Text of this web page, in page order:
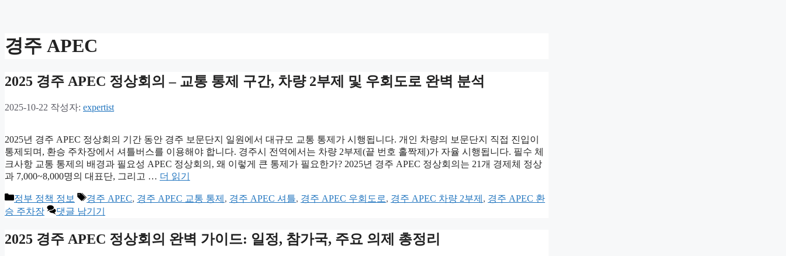
경주 APEC
2025 경주 APEC 정상회의 – 교통 통제 구간, 차량 2부제 및 우회도로 완벽 분석
2025-10-22 작성자: expertist
2025년 경주 APEC 정상회의 기간 동안 경주 보문단지 일원에서 대규모 교통 통제가 시행됩니다. 개인 차량의 보문단지 직접 진입이
통제되며, 환승 주차장에서 셔틀버스를 이용해야 합니다. 경주시 전역에서는 차량 2부제(끝 번호 홀짝제)가 자율 시행됩니다. 필수 체
크사항 교통 통제의 배경과 필요성 APEC 정상회의, 왜 이렇게 큰 통제가 필요한가? 2025년 경주 APEC 정상회의는 21개 경제체 정상
과 7,000~8,000명의 대표단, 그리고 … 더 읽기
카
테
리
정부 정책 정보
태
그
경주 APEC, 경주 APEC 교통 통제 , 경주 APEC 셔틀, 경주 APEC 우회도로, 경주 APEC 차량 2부제 , 경주 APEC 환
승 주차장
댓글 남기기
2025 경주 APEC 정상회의 완벽 가이드: 일정, 참가국, 주요 의제 총정리